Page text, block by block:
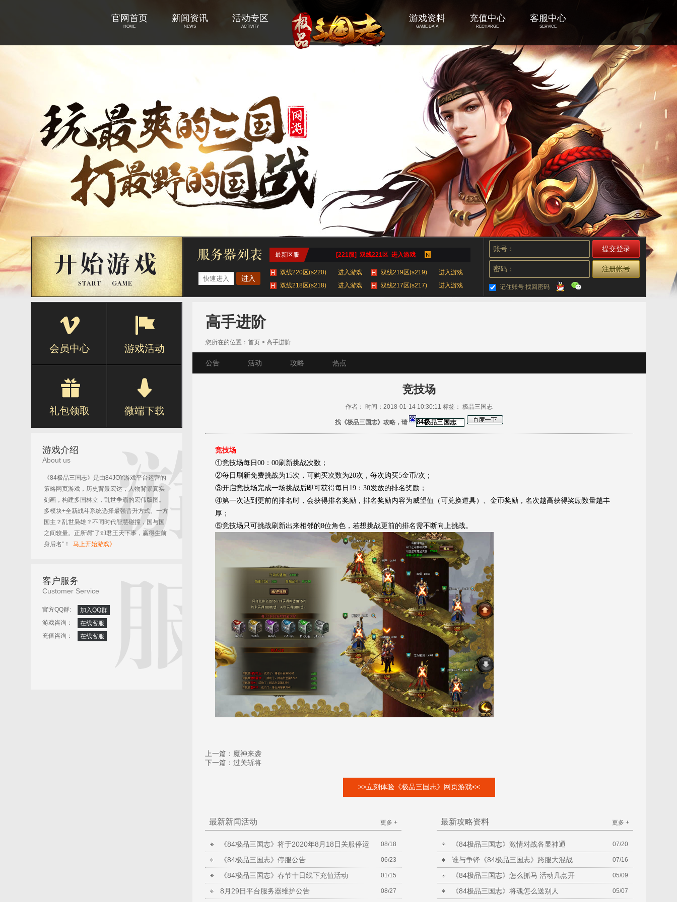
官网首页
HOME
新闻资讯
NEWS
活动专区
ACTIVITY
游戏资料
GAME DATA
充值中心
RECHARGE
客服中心
SERVICE
最新区服 [221服] 双线221区 进入游戏
进入
进入游戏
双线220区(s220) 进入游戏
双线219区(s219)
进入游戏
双线218区(s218) 进入游戏
双线217区(s217)
进入游戏
双线216区(s216) 查看更多服务器 >
账号：
密码： 注册帐号
记住账号 找回密码
会员中心 游戏活动
礼包领取 微端下载
游戏介绍
About us
《84极品三国志》是由84JOY游戏平台运营的
策略网页游戏，历史背景宏达，人物背景真实
刻画，构建多国林立，乱世争霸的宏伟版图。
多模块+全新战斗系统选择最强晋升方式。一方
国主？乱世枭雄？不同时代智慧碰撞，国与国
之间较量。正所谓“了却君王天下事，赢得生前
身后名”！ 马上开始游戏》
客户服务
Customer Service
官方QQ群:
加入QQ群
游戏咨询：
在线客服
充值咨询：
在线客服
高手进阶
您所在的位置： 首页 > 高手进阶
公告 活动 攻略 热点
竞技场
作者： 时间：2018-01-14 10:30:11 标签： 极品三国志
找《极品三国志》攻略，请
竞技场
①竞技场每日00：00刷新挑战次数；
②每日刷新免费挑战为15次，可购买次数为20次，每次购买5金币/次；
③开启竞技场完成一场挑战后即可获得每日19：30发放的排名奖励；
④第一次达到更前的排名时，会获得排名奖励，排名奖励内容为威望值（可兑换道具）、金币奖励，名次越高获得奖励数量越丰
厚；
⑤竞技场只可挑战刷新出来相邻的8位角色，若想挑战更前的排名需不断向上挑战。
上一篇： 魔神来袭
下一篇： 过关斩将
>>立刻体验《极品三国志》网页游戏<<
更多 +
最新新闻活动
08/18
《84极品三国志》将于2020年8月18日关服停运
06/23
《84极品三国志》停服公告
01/15
《84极品三国志》春节十日线下充值活动
08/27
8月29日平台服务器维护公告
更多 +
最新攻略资料
07/20
《84极品三国志》激情对战各显神通
07/16
谁与争锋《84极品三国志》跨服大混战
05/09
《84极品三国志》怎么抓马 活动几点开
05/07
《84极品三国志》将魂怎么送别人